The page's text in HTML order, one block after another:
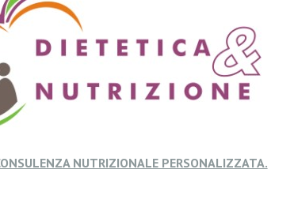
NUTRIZIONALE PERSONALIZZATA.